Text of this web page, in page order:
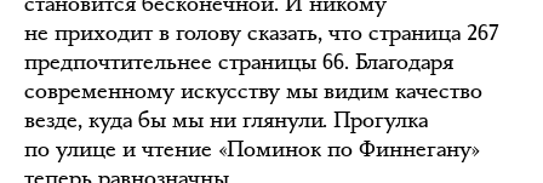
не приходит в голову сказать, что страница 267
предпочтительнее страницы 66. Благодаря
современному искусству мы видим качество
везде, куда бы мы ни глянули. Прогулка
по улице и чтение «Поминок по Финнегану»